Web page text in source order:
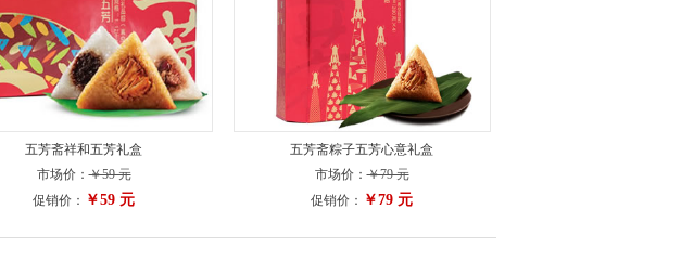
五芳斋祥和五芳礼盒
市场价：￥59 元
促销价： ￥59 元
五芳斋粽子五芳心意礼盒
市场价：￥79 元
促销价： ￥79 元